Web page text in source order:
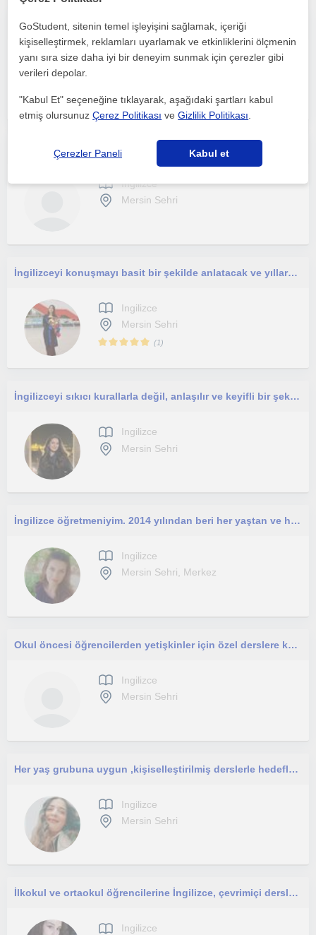
Ingilizce
İngilizce öğretmeni online veya yüzyüze, çocuklarla uyumlu
Ingilizce
Mersin Sehri
İngilizceyi konuşmayı basit bir şekilde anlatacak ve yıllardır İngilizce konuşan bir eğiştmen
Ingilizce
Mersin Sehri
(1)
İngilizceyi sıkıcı kurallarla değil, anlaşılır ve keyifli bir şekilde öğrenmek istiyorsan doğru yerdesin!
Ingilizce
Mersin Sehri
İngilizce öğretmeniyim. 2014 yılından beri her yaştan ve her seviyeden öğrenciye ders veriyorum.
Ingilizce
Mersin Sehri, Merkez
Okul öncesi öğrencilerden yetişkinler için özel derslere kadar tecrübe sahibiyim.
Ingilizce
Mersin Sehri
Her yaş grubuna uygun ,kişiselleştirilmiş derslerle hedeflerinize uygun dersler sunuyorum.İngilizceyi eğlenerek ve konuşarak öğren
Ingilizce
Mersin Sehri
İlkokul ve ortaokul öğrencilerine İngilizce, çevrimiçi dersler, İngiliz Dilbilimi mezunu
Ingilizce
GoStudent, sitenin temel işleyişini sağlamak, içeriği
kişiselleştirmek, reklamları uyarlamak ve etkinliklerini ölçmenin
yanı sıra size daha iyi bir deneyim sunmak için çerezler gibi
verileri depolar.
"Kabul Et" seçeneğine tıklayarak, aşağıdaki şartları kabul
etmiş olursunuzÇerez Politikası veGizlilik Politikası
Çerezler Paneli Kabul et